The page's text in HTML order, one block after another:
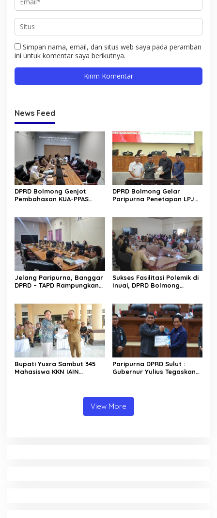
Simpan nama, email, dan situs web saya pada peramban
ini untuk komentar saya berikutnya.
News Feed
DPRD Bolmong Genjot
Pembahasan KUA-PPAS
DPRD Bolmong Gelar
Paripurna Penetapan LPJ
Jelang Paripurna, Banggar
DPRD – TAPD Rampungkan
Sukses Fasilitasi Polemik di
Inuai, DPRD Bolmong
Bupati Yusra Sambut 345
Mahasiswa KKN IAIN
Paripurna DPRD Sulut :
Gubernur Yulius Tegaskan
View More